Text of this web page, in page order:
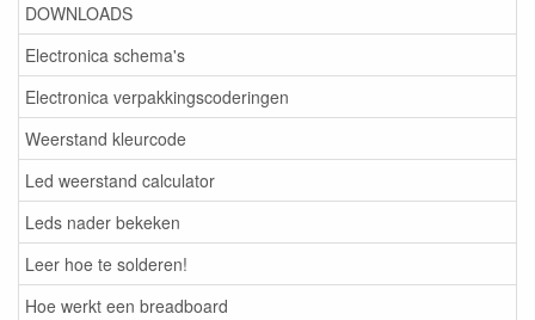
DOWNLOADS
Electronica schema's
Electronica verpakkingscoderingen
Weerstand kleurcode
Led weerstand calculator
Leds nader bekeken
Leer hoe te solderen!
Hoe werkt een breadboard